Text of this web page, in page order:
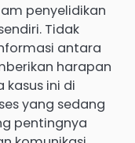
penyelidikan
Tidak
antara
harapan
ini di
yang sedang
pentingnya